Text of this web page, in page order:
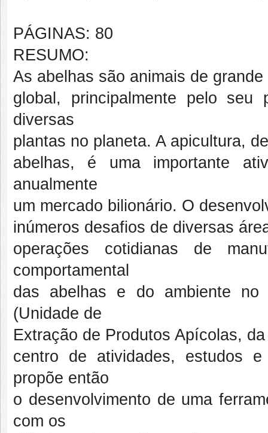
PÁGINAS: 80
RESUMO:
As abelhas são animais de
global, principalmente pelo
diversas
plantas no planeta. A apicultura,
abelhas, é uma importante
anualmente
um mercado bilionário. O
inúmeros desafios de diversas
operações cotidianas de
comportamental
das abelhas e do ambiente no
(Unidade de
Extração de Produtos Apícolas,
centro de atividades, estudos
propõe então
o desenvolvimento de uma
com os